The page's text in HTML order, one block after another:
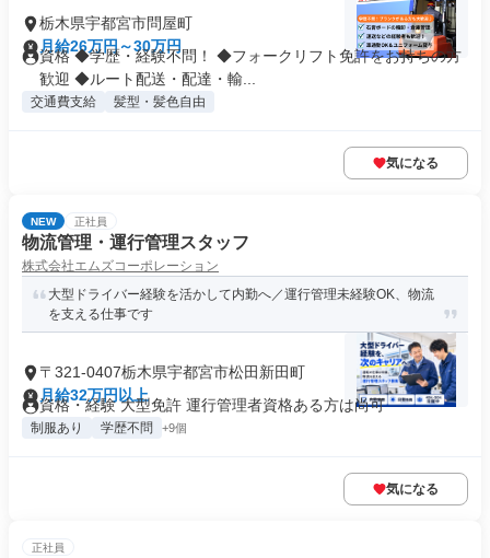
栃木県宇都宮市問屋町
月給26万円～30万円
資格 ◆学歴・経験不問！ ◆フォークリフト免許をお持ちの方
歓迎 ◆ルート配送・配達・輸...
交通費支給 髪型・髪色自由
気になる
NEW 正社員
物流管理・運行管理スタッフ
株式会社エムズコーポレーション
大型ドライバー経験を活かして内勤へ／運行管理未経験OK、物流
を支える仕事です
〒321-0407栃木県宇都宮市松田新田町
月給32万円以上
資格・経験 大型免許 運行管理者資格ある方は尚可
制服あり 学歴不問 +9個
気になる
正社員